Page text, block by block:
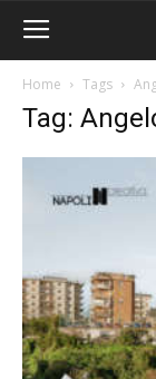
Home Tags
Tag: